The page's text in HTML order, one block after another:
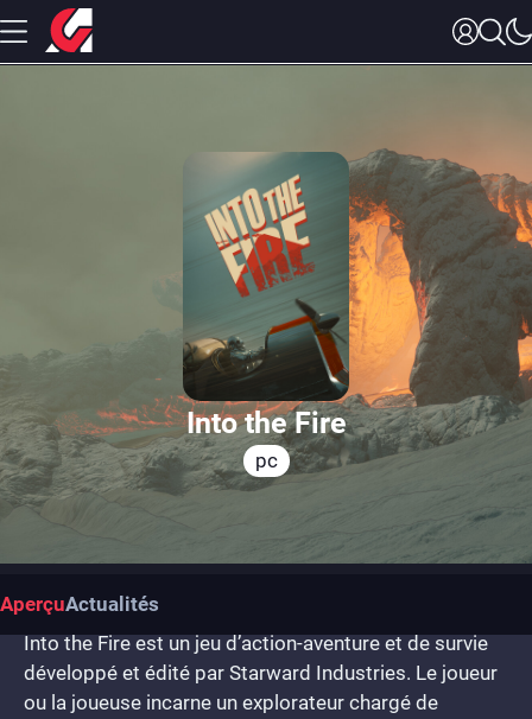
Into the Fire
pc
AperçuActualités
Into the Fire est un jeu d’action-aventure et de survie
développé et édité par Starward Industries. Le joueur
ou la joueuse incarne un explorateur chargé de